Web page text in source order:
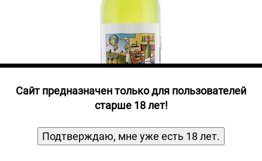
Cайт предназначен только для пользователей
старше 18 лет!
Подтверждаю, мне уже есть 18 лет.